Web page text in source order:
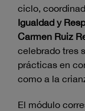
ciclo,
Igualdad y
Carmen Ruiz
celebrado tres
prácticas en
como a la
El módulo